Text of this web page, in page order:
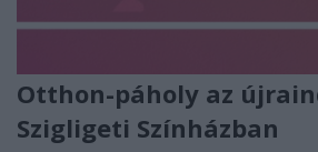
Otthon-páholy az
Szigligeti Színházban